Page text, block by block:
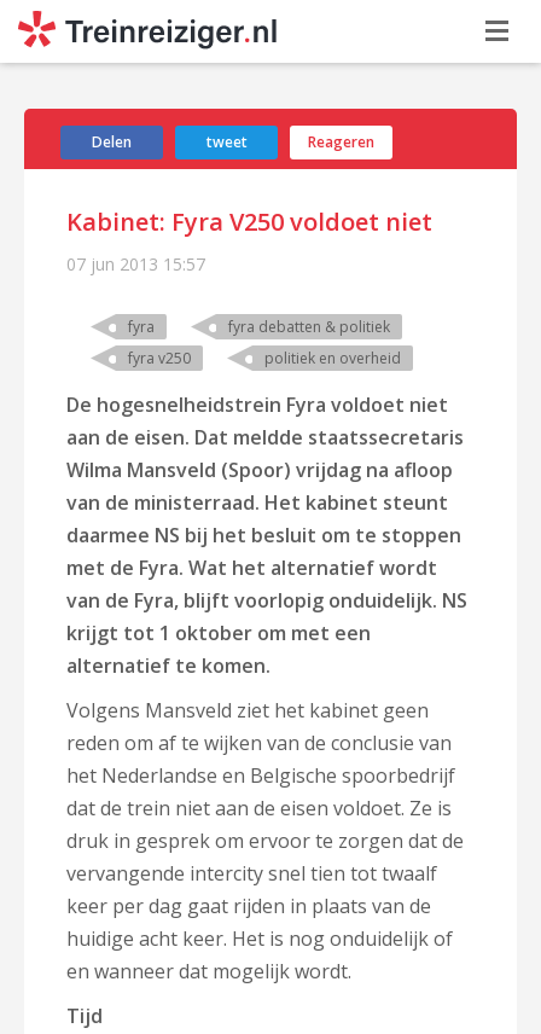
Delen tweet Reageren
Kabinet: Fyra V250 voldoet niet
07 jun 2013 15:57
fyra
fyra debatten & politiek
fyra v250
politiek en overheid
De hogesnelheidstrein Fyra voldoet niet
aan de eisen. Dat meldde staatssecretaris
Wilma Mansveld (Spoor) vrijdag na afloop
van de ministerraad. Het kabinet steunt
daarmee NS bij het besluit om te stoppen
met de Fyra. Wat het alternatief wordt
van de Fyra, blijft voorlopig onduidelijk. NS
krijgt tot 1 oktober om met een
alternatief te komen.
Volgens Mansveld ziet het kabinet geen
reden om af te wijken van de conclusie van
het Nederlandse en Belgische spoorbedrijf
dat de trein niet aan de eisen voldoet. Ze is
druk in gesprek om ervoor te zorgen dat de
vervangende intercity snel tien tot twaalf
keer per dag gaat rijden in plaats van de
huidige acht keer. Het is nog onduidelijk of
en wanneer dat mogelijk wordt.
Tijd